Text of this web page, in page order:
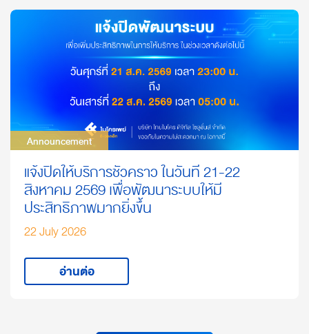
Announcement
Announcement
แจ้งปิดให้บริการชั่วคราว ในวันที่ 21-22
สิงหาคม 2569 เพื่อพัฒนาระบบให้มี
ประสิทธิภาพมากยิ่งขึ้น
22 July 2026
อ่านต่อ